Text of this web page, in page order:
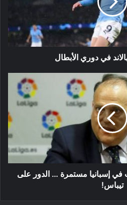
في دوري الأبطال
في إسبانيا مستمرة … الدور على
تيباس!